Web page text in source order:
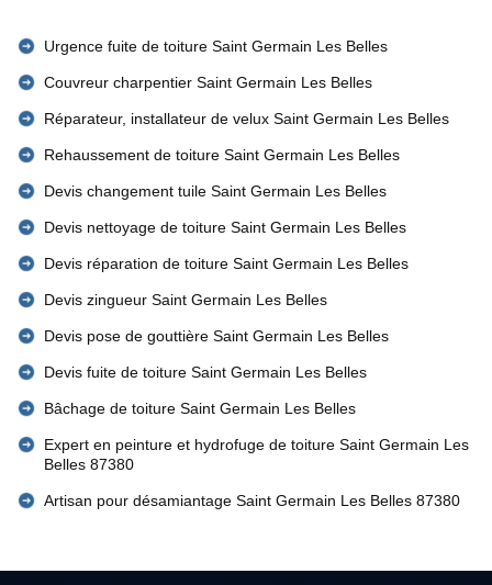
Urgence fuite de toiture Saint Germain Les Belles
Couvreur charpentier Saint Germain Les Belles
Réparateur, installateur de velux Saint Germain Les Belles
Rehaussement de toiture Saint Germain Les Belles
Devis changement tuile Saint Germain Les Belles
Devis nettoyage de toiture Saint Germain Les Belles
Devis réparation de toiture Saint Germain Les Belles
Devis zingueur Saint Germain Les Belles
Devis pose de gouttière Saint Germain Les Belles
Devis fuite de toiture Saint Germain Les Belles
Bâchage de toiture Saint Germain Les Belles
Expert en peinture et hydrofuge de toiture Saint Germain Les
Belles 87380
Artisan pour désamiantage Saint Germain Les Belles 87380